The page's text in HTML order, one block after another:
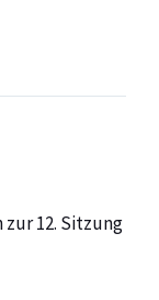
12. Sitzung